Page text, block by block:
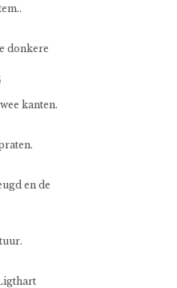
donkere
kanten.
en de